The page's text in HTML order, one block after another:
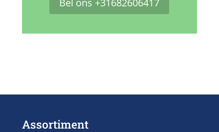
Bel ons +31682606417
Assortiment